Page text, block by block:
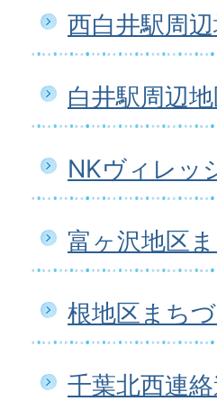
西白井駅周
白井駅周辺
NKヴィレッ
富ヶ沢地区
根地区まち
千葉北西連